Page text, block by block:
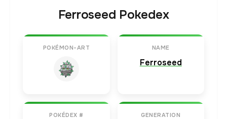
Ferroseed Pokedex
POKÉMON-ART NAME
Ferroseed
POKÉDEX # GENERATION